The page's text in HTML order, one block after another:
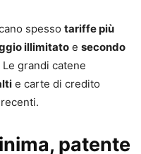
spesso tariffe più
illimitato e secondo
grandi catene
e carte di credito
patente